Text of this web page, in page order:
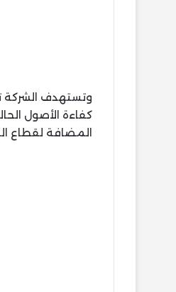
وتستهدف الشركة
كفاءة الأصول
المضافة لقطاع